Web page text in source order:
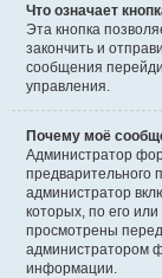
Что означает
Эта кнопка
закончить и
сообщения
управления.
Почему моё
Администратор
предварительного
администратор
которых, по его
просмотрены
администратором
информации.